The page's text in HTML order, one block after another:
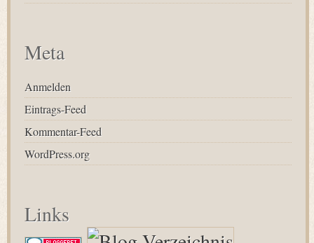
Meta
Anmelden
Eintrags-Feed
Kommentar-Feed
WordPress.org
Links